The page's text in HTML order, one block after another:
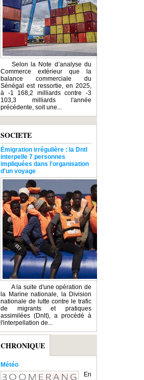
Selon la Note d’analyse du
Commerce extérieur que la
balance commerciale du
Sénégal est ressortie, en 2025,
à -1 168,2 milliards contre -3
103,3 milliards l'année
précédente, soit une...
SOCIETE
Émigration irrégulière : la Dntl
interpelle 7 personnes
impliquées dans l'organisation
d'un voyage
A la suite d'une opération de
la Marine nationale, la Division
nationale de lutte contre le trafic
de migrants et pratiques
assimilées (Dnlt), a procédé à
l'interpellation de...
CHRONIQUE
Météo
En